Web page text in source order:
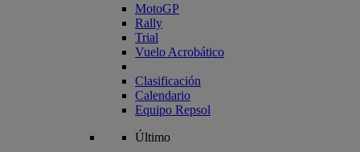
MotoGP
Rally
Trial
Vuelo Acrobático
Clasificación
Calendario
Equipo Repsol
Último